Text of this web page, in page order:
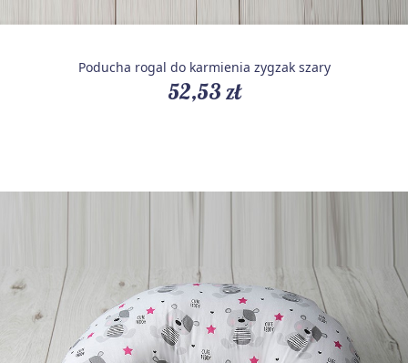
Poducha rogal do karmienia zygzak szary
52,53 zł